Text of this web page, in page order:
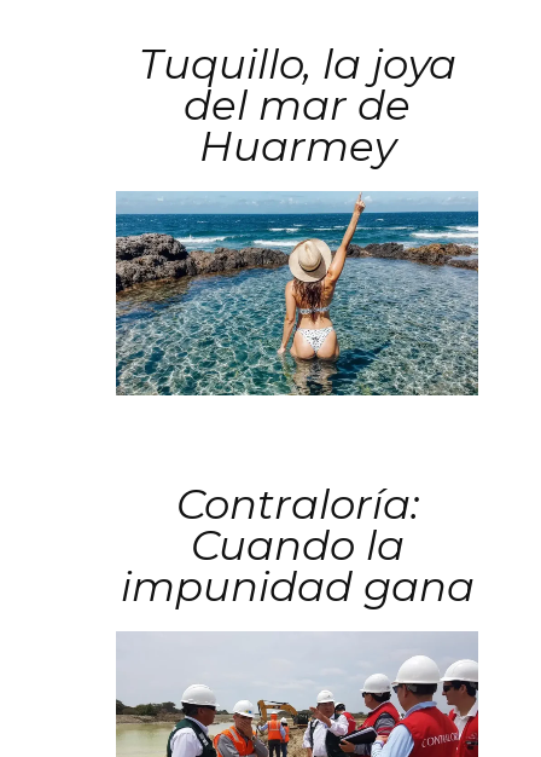
Tuquillo, la joya
del mar de
Huarmey
Contraloría:
Cuando la
impunidad gana